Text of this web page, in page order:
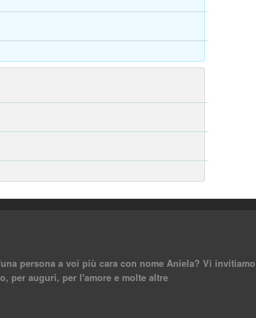
persona a voi più cara con nome Aniela? Vi
per auguri, per l'amore e molte altre